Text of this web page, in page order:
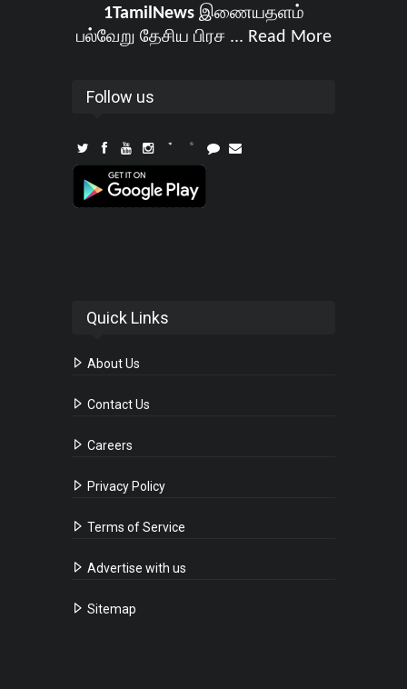
1TamilNewsஇணையதளம்
பல்வேறு தேசிய பிரச ... Read More
Follow us
Quick Links
About Us
Contact Us
Careers
Privacy Policy
Terms of Service
Advertise with us
Sitemap